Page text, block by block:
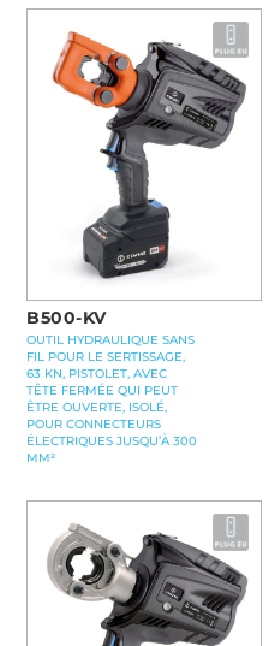
B500-KV
OUTIL HYDRAULIQUE SANS
FIL POUR LE SERTISSAGE,
63 KN, PISTOLET, AVEC
TÊTE FERMÉE QUI PEUT
ÊTRE OUVERTE, ISOLÉ,
POUR CONNECTEURS
ÉLECTRIQUES JUSQU’À 300
MM²